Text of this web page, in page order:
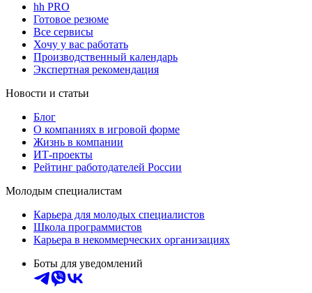
hh PRO
Готовое резюме
Все сервисы
Хочу у вас работать
Производственный календарь
Экспертная рекомендация
Новости и статьи
Блог
О компаниях в игровой форме
Жизнь в компании
ИТ-проекты
Рейтинг работодателей России
Молодым специалистам
Карьера для молодых специалистов
Школа программистов
Карьера в некоммерческих организациях
Боты для уведомлений